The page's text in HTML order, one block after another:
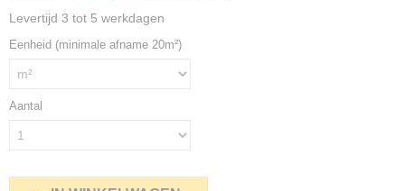
Levertijd 3 tot 5 werkdagen
Eenheid (minimale afname 20m²)
Aantal